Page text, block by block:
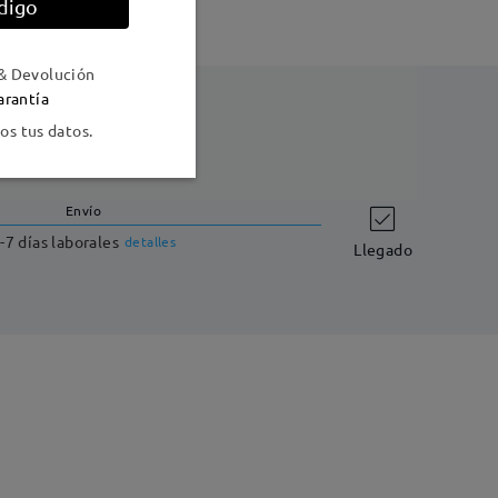
Envío
7 días laborales detalles Llegado
Devolución
tus datos.